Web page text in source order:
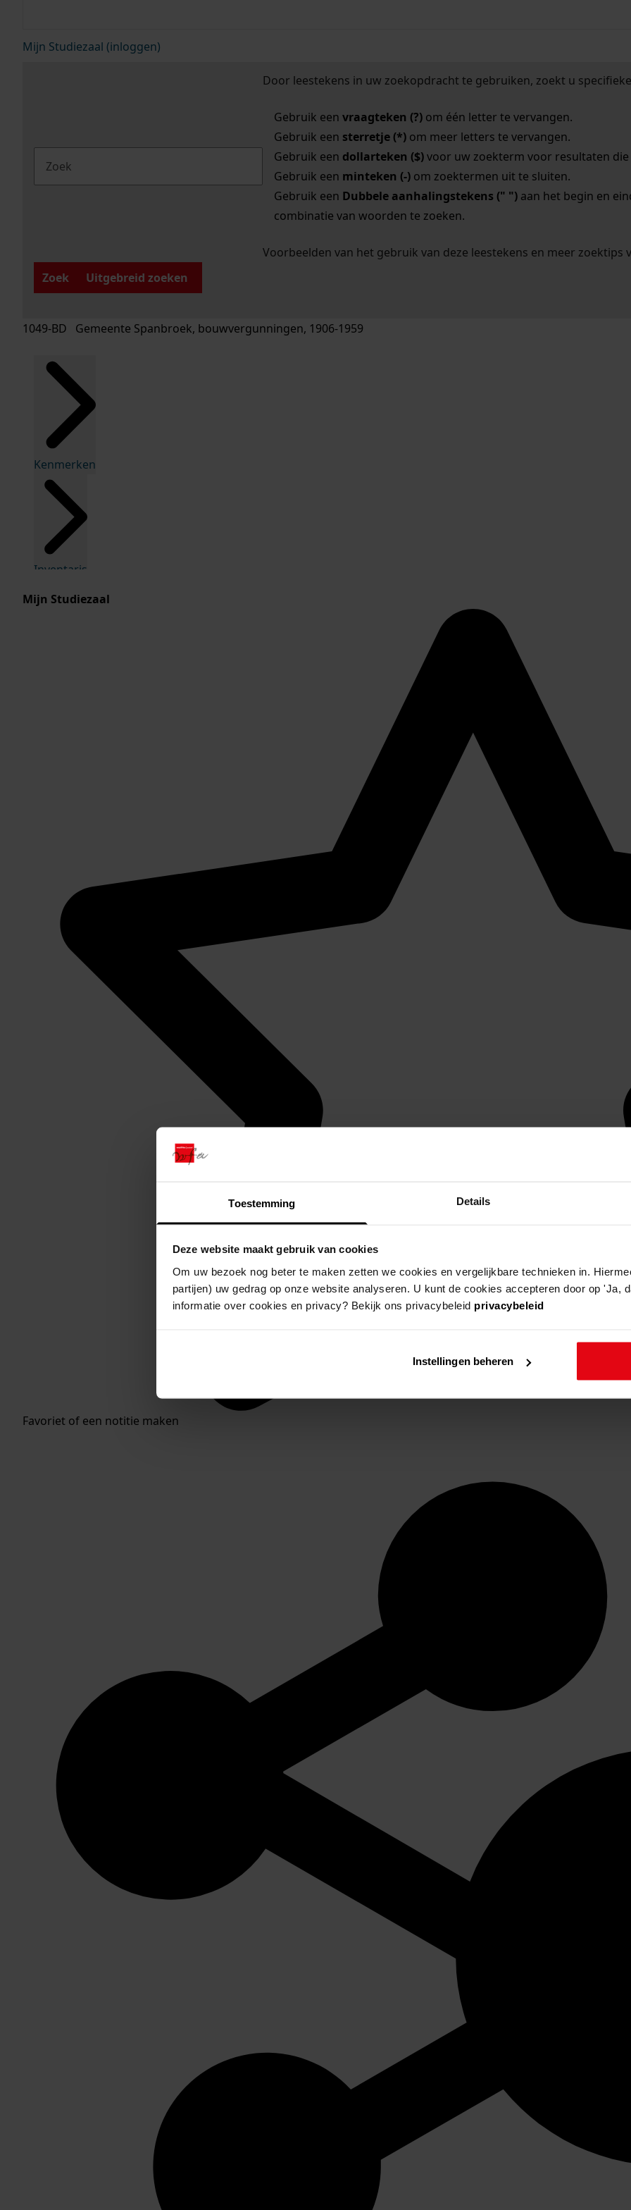
Toestemming Details
Deze website maakt gebruik van cookies
Om uw bezoek nog beter te maken zetten we cookies en vergelijkbare technieken in.
partijen) uw gedrag op onze website analyseren. U kunt de cookies accepteren door op 'Ja,
informatie over cookies en privacy? Bekijk ons privacybeleid privacybeleid
Instellingen beheren
Mijn Studiezaal (inloggen)
Door leestekens in uw zoekopdracht te gebruiken, zoekt u
Gebruik een vraagteken (?)om één letter te vervangen.
Gebruik een sterretje (*)om meer letters te vervangen.
Gebruik een dollarteken ($)voor uw zoekterm voor resultaten die
Gebruik een minteken (-)om zoektermen uit te sluiten.
Gebruik een Dubbele aanhalingstekens (" ")aan het begin en
combinatie van woorden te zoeken.
Voorbeelden van het gebruik van deze leestekens en meer zoektips
Zoek
Uitgebreid zoeken
1049-BD Gemeente Spanbroek, bouwvergunningen, 1906-1959
Kenmerken
Inventaris
Mijn Studiezaal
Favoriet of een notitie maken